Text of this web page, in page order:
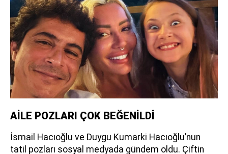
AİLE POZLARI ÇOK BEĞENİLDİ
İsmail Hacıoğlu ve Duygu Kumarki Hacıoğlu’nun
tatil pozları sosyal medyada gündem oldu. Çiftin